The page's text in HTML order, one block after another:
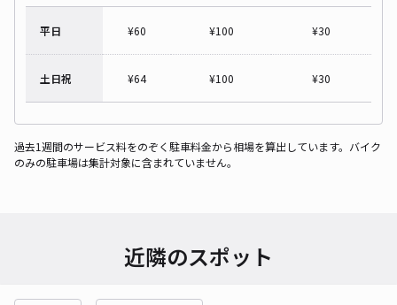
平日 ¥60 ¥100 ¥30
土日祝 ¥64 ¥100 ¥30
過去1週間のサービス料をのぞく駐車料金から相場を算出しています。バイク
のみの駐車場は集計対象に含まれていません。
近隣のスポット